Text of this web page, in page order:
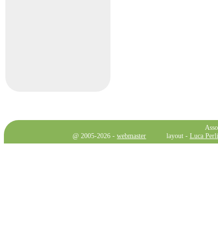
@ 2005-2026 -webmaster layout - Luca